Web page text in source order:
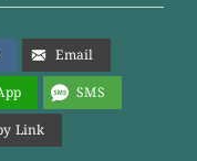
Email
SMS
Link